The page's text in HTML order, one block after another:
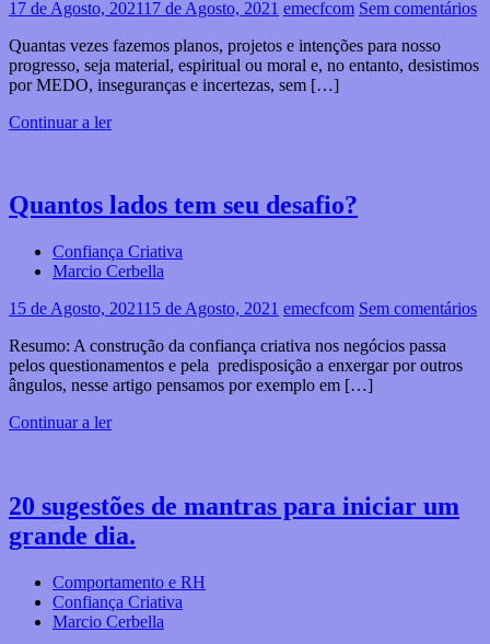
17 de Agosto, 202117 de Agosto, 2021 emecfcom Sem comentários
Quantas vezes fazemos planos, projetos e intenções para nosso
progresso, seja material, espiritual ou moral e, no entanto, desistimos
por MEDO, inseguranças e incertezas, sem […]
Continuar a ler
Quantos lados tem seu desafio?
Confiança Criativa
Marcio Cerbella
15 de Agosto, 202115 de Agosto, 2021 emecfcom Sem comentários
Resumo: A construção da confiança criativa nos negócios passa
pelos questionamentos e pela predisposição a enxergar por outros
ângulos, nesse artigo pensamos por exemplo em […]
Continuar a ler
20 sugestões de mantras para iniciar um
grande dia.
Comportamento e RH
Confiança Criativa
Marcio Cerbella